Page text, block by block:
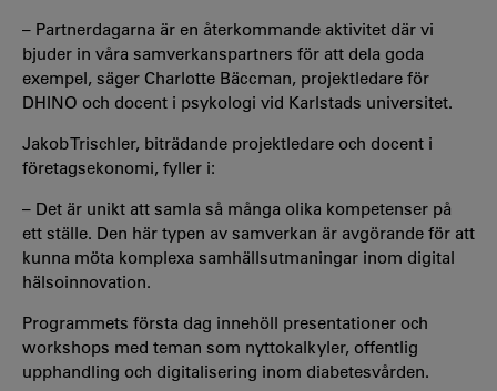
– Partnerdagarna är en återkommande aktivitet där vi
bjuder in våra samverkanspartners för att dela goda
exempel, säger Charlotte Bäccman, projektledare för
DHINO och docent i psykologi vid Karlstads universitet.
Jakob Trischler, biträdande projektledare och docent i
företagsekonomi, fyller i:
– Det är unikt att samla så många olika kompetenser på
ett ställe. Den här typen av samverkan är avgörande för att
kunna möta komplexa samhällsutmaningar inom digital
hälsoinnovation.
Programmets första dag innehöll presentationer och
workshops med teman som nyttokalkyler, offentlig
upphandling och digitalisering inom diabetesvården.